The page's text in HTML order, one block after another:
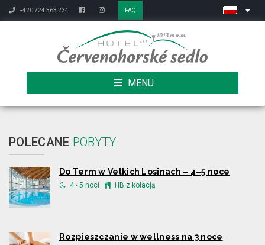
+420 724 363 234 FAQ
MENU
POLECANE POBYTY
Do Term w Velkich Losinach – 4–5 noce
4 - 5 nocí HB z kolacją
Rozpieszczanie w wellness na 3 noce